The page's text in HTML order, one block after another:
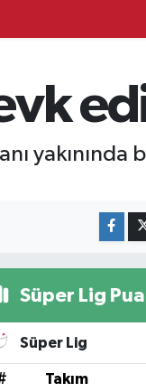
yakınında
Süper Lig
Süper Lig
Takım